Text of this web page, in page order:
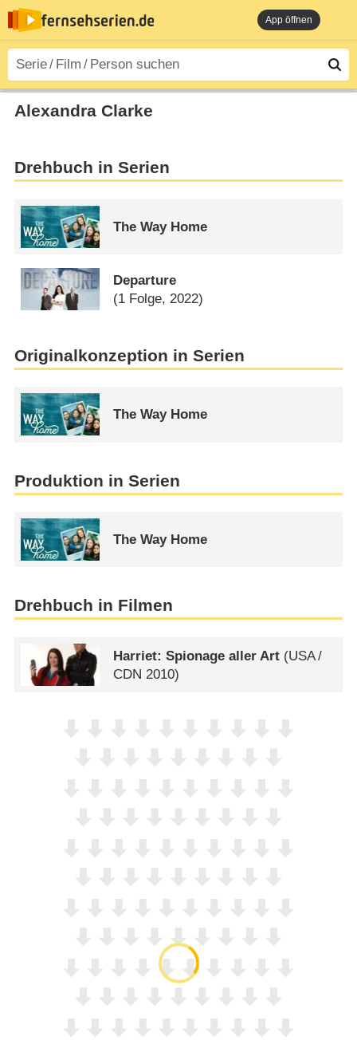
App öffnen
Alexandra Clarke
Drehbuch in Serien
The Way Home
Departure
(1 Folge, 2022)
Originalkonzeption in Serien
The Way Home
Produktion in Serien
The Way Home
Drehbuch in Filmen
Harriet: Spionage aller Art (USA/
CDN 2010)